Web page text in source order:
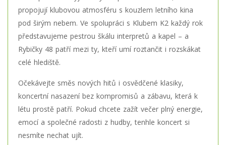
propojují klubovou atmosféru s kouzlem letního kina
pod širým nebem. Ve spolupráci s Klubem K2 každý rok
představujeme pestrou škálu interpretů a kapel – a
Rybičky 48 patří mezi ty, kteří umí roztančit i rozskákat
celé hlediště.
Očekávejte směs nových hitů i osvědčené klasiky,
koncertní nasazení bez kompromisů a zábavu, která k
létu prostě patří. Pokud chcete zažít večer plný energie,
emocí a společné radosti z hudby, tenhle koncert si
nesmíte nechat ujít.